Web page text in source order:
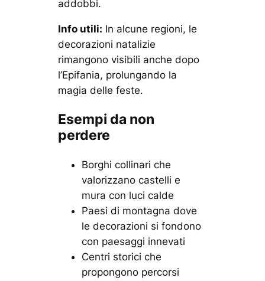
addobbi.
Info utili: In alcune regioni, le
decorazioni natalizie
rimangono visibili anche dopo
l’Epifania, prolungando la
magia delle feste.
Esempi da non
perdere
Borghi collinari che
valorizzano castelli e
mura con luci calde
Paesi di montagna dove
le decorazioni si fondono
con paesaggi innevati
Centri storici che
propongono percorsi